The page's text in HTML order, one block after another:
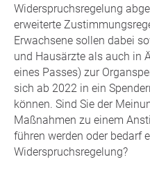
Widerspruchsregelung
erweiterte
Erwachsene sollen dabei
und Hausärzte als auch in
eines Passes) zur
sich ab 2022 in ein
können. Sind Sie der
Maßnahmen zu einem
führen werden oder bedarf
Widerspruchsregelung?